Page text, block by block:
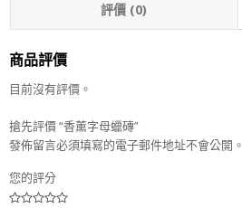
評價 (0)
商品評價
目前沒有評價。
搶先評價 “香薰字母蠟磚”
發佈留言必須填寫的電子郵件地址不會公開。
您的評分